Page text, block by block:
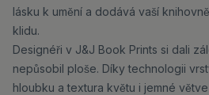
lásku k umění a dodává vaší
klidu.
Designéři v J&J Book Prints si dali
nepůsobil ploše. Díky technologii
hloubku a textura květu i jemné